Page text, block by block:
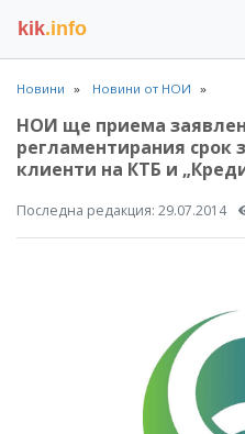
kik.info
Новини Новини от НОИ
НОИ ще приема
регламентирания срок
клиенти на КТБ и
Последна редакция: 29.07.2014